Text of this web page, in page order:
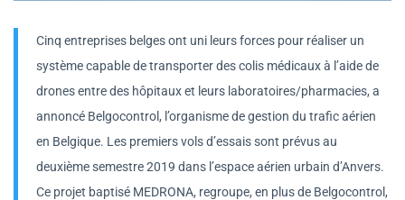
Cinq entreprises belges ont uni leurs forces pour réaliser un
système capable de transporter des colis médicaux à l’aide de
drones entre des hôpitaux et leurs laboratoires/pharmacies, a
annoncé Belgocontrol, l’organisme de gestion du trafic aérien
en Belgique. Les premiers vols d’essais sont prévus au
deuxième semestre 2019 dans l’espace aérien urbain d’Anvers.
Ce projet baptisé MEDRONA, regroupe, en plus de Belgocontrol,